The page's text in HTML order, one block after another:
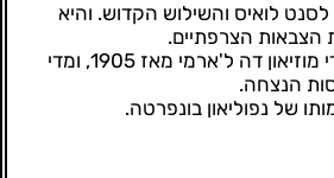
לואיס והשילוש הקדוש. והיא
הצבאות הצרפתיים.
הכנסייה מנוהלת על ידי מוזיאון דה ל'ארמי מאז 1905, ומדי
הנצחה.
של נפוליאון בונפרטה.